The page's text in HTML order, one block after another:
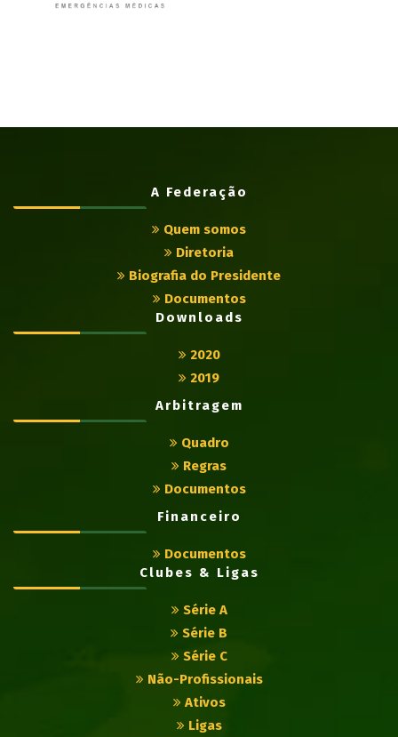
A Federação
Quem somos
Diretoria
Biografia do Presidente
Documentos
Downloads
2020
2019
Arbitragem
Quadro
Regras
Documentos
Financeiro
Documentos
Clubes & Ligas
Série A
Série B
Série C
Não-Profissionais
Ativos
Ligas